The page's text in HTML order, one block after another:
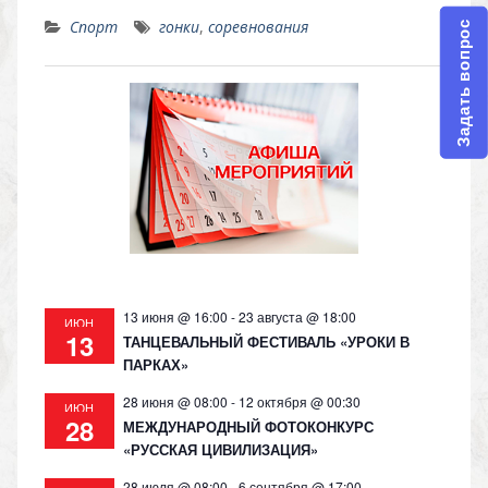
d
n
o
kl
as
s
ni
ki
e
gr
a
m
at
s
A
p
p
p
y
Li
n
k
Спорт гонки, соревнования
ИЮН
13
13 июня @ 16:00 -23 августа @ 18:00
ТАНЦЕВАЛЬНЫЙ ФЕСТИВАЛЬ «УРОКИ В
ПАРКАХ»
ИЮН
28
28 июня @ 08:00 - 12 октября @ 00:30
МЕЖДУНАРОДНЫЙ ФОТОКОНКУРС
«РУССКАЯ ЦИВИЛИЗАЦИЯ»
Задать вопрос